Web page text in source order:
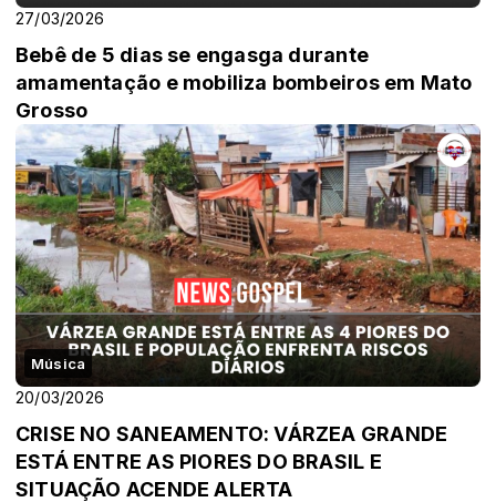
27/03/2026
Bebê de 5 dias se engasga durante
amamentação e mobiliza bombeiros em Mato
Grosso
Música
20/03/2026
CRISE NO SANEAMENTO: VÁRZEA GRANDE
ESTÁ ENTRE AS PIORES DO BRASIL E
SITUAÇÃO ACENDE ALERTA